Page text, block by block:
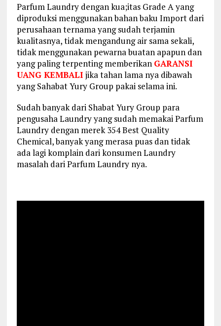
Parfum Laundry dengan kua;itas Grade A yang
diproduksi menggunakan bahan baku Import dari
perusahaan ternama yang sudah terjamin
kualitasnya, tidak mengandung air sama sekali,
tidak menggunakan pewarna buatan apapun dan
yang paling terpenting memberikan GARANSI
UANG KEMBALI jika tahan lama nya dibawah
yang Sahabat Yury Group pakai selama ini.
Sudah banyak dari Shabat Yury Group para
pengusaha Laundry yang sudah memakai Parfum
Laundry dengan merek 354 Best Quality
Chemical, banyak yang merasa puas dan tidak
ada lagi komplain dari konsumen Laundry
masalah dari Parfum Laundry nya.